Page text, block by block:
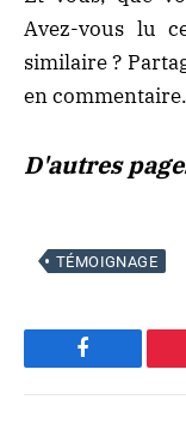
Avez-vous lu
similaire ?
en commentaire.
D'autres
TÉMOIGNAGE
Facebook